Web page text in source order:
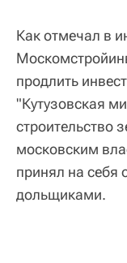
Как отмечал в
продлить
"Кутузовская
строительство
московским
принял на себя
дольщиками.